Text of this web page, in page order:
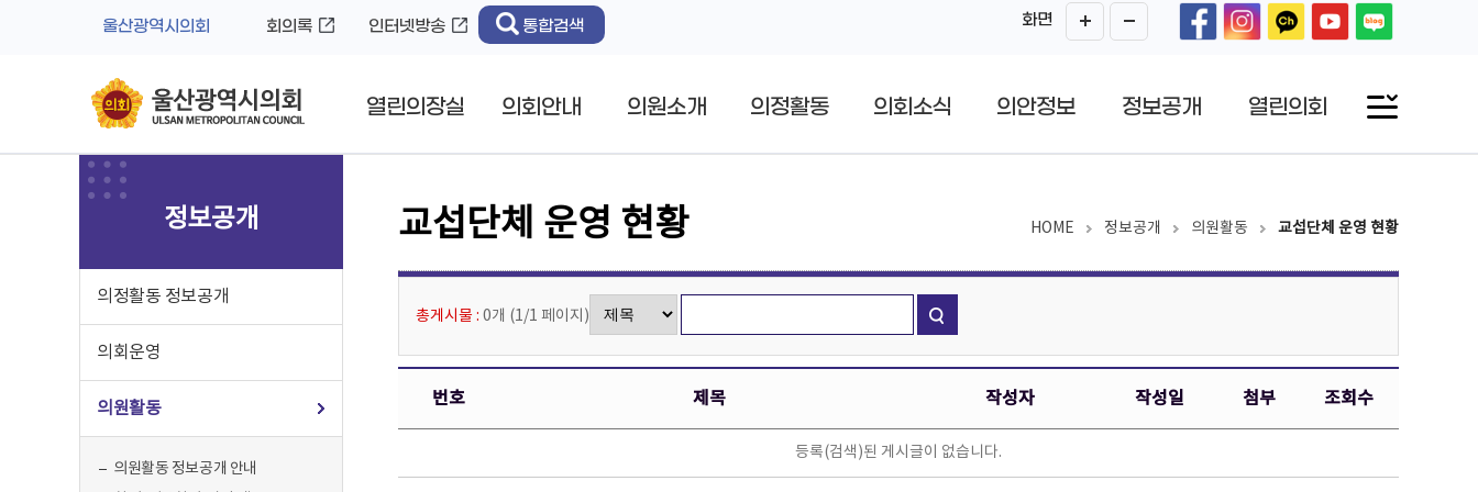
울산광역시의회 회의록 인터넷방송 통합검색 화면
열린의장실 의회안내 의원소개 의정활동 의회소식 의안정보 정보공개 열린의회
정보공개
의정활동 정보공개
의회운영
의원활동
의원활동 정보공개 안내
HOME 정보공개 의원활동 교섭단체 운영 현황
교섭단체 운영 현황
총게시물 : 0개 (1/1 페이지 )
번호 제목 작성자 작성일 첨부 조회수
등록(검색)된 게시글이 없습니다.